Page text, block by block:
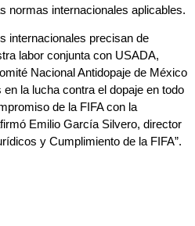
normas internacionales aplicables.
internacionales precisan de
labor conjunta con USADA,
Nacional Antidopaje de México
la lucha contra el dopaje en todo
de la FIFA con la
Emilio García Silvero, director
y Cumplimiento de la FIFA”.